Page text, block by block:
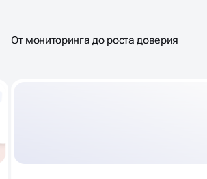
SERM-ПРОДВИЖЕНИЕ
От мониторинга до роста доверия